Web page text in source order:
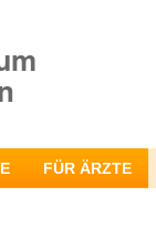
FÜR ÄRZTE